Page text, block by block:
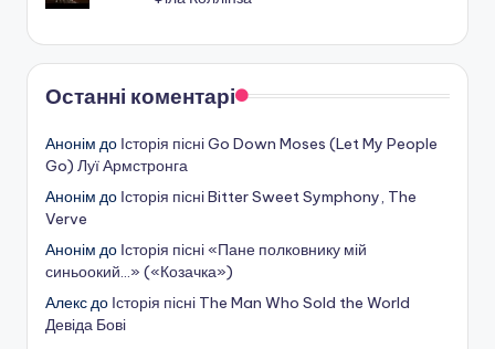
Останні коментарі
Анонім до Історія пісні Go Down Moses (Let My People
Go) Луї Армстронга
Анонім до Історія пісні Bitter Sweet Symphony, The
Verve
Анонім до Історія пісні «Пане полковнику мій
синьоокий…» («Козачка»)
Алексдо Історія пісні The Man Who Sold the World
Девіда Бові